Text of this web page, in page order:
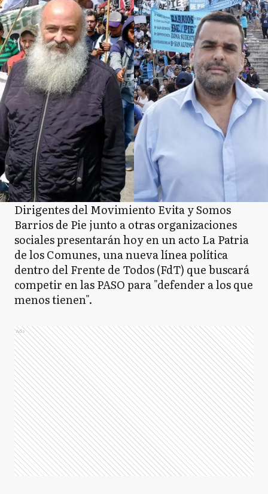
Dirigentes del Movimiento Evita y Somos
Barrios de Pie junto a otras organizaciones
sociales presentarán hoy en un acto La Patria
de los Comunes, una nueva línea política
dentro del Frente de Todos (FdT) que buscará
competir en las PASO para "defender a los que
menos tienen".
Ads